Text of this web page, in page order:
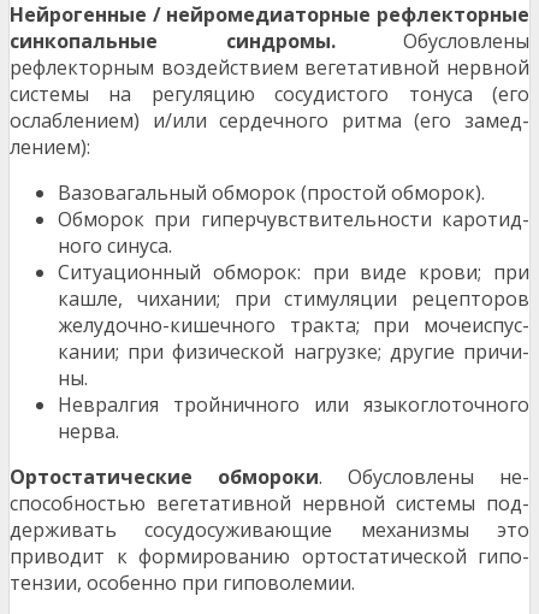
Нейрогенные / нейромедиаторные рефлек­торные
синкопальные синдромы.Обусловлены
рефлекторным воздействием вегетативной нерв­ной
системы на регуляцию сосудистого тонуса (его
ослаблением) и/или сердечного ритма (его замед­
лением):
Вазовагальный обморок (простой обморок).
Обморок при гиперчувствительности каротид­
ного синуса.
Ситуационный обморок: при виде крови; при
кашле, чихании; при стимуляции рецепторов
желудочно-кишечного тракта; при мочеиспус­
кании; при физической нагрузке; другие причи­
ны.
Невралгия тройничного или языкоглоточного
нерва.
Ортостатические обмороки. Обусловлены не­
способностью вегетативной нервной системы под­
держивать сосудосуживающие механизмы это
приводит к формированию ортостатической гипо­
тензии, особенно при гиповолемии.